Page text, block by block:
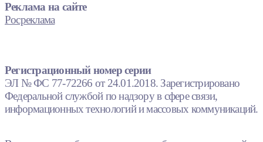
Реклама на сайте
Росреклама
Регистрационный номер серии
ЭЛ № ФС 77-72266 от 24.01.2018. Зарегистрировано
Федеральной службой по надзору в сфере связи,
информационных технологий и массовых коммуникаций.